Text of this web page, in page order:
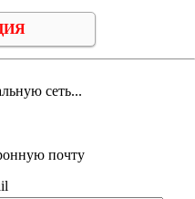
сеть...
почту